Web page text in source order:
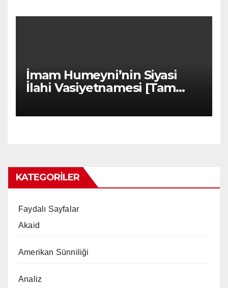
İmam Humeyni’nin Siyasi
İlahi Vasiyetnamesi [Tam
KATEGORILER
Faydalı Sayfalar
Akaid
Amerikan Sünniliği
Analiz